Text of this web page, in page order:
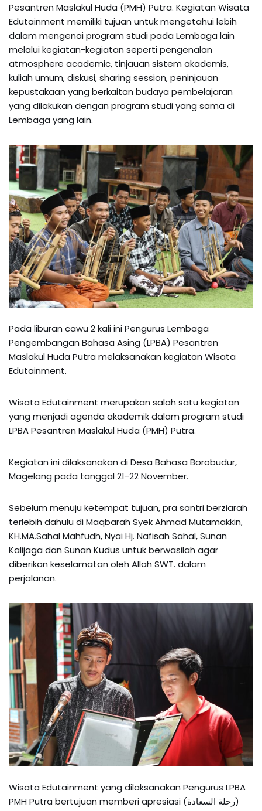
Pesantren Maslakul Huda (PMH) Putra. Kegiatan Wisata
Edutainment memiliki tujuan untuk mengetahui lebih
dalam mengenai program studi pada Lembaga lain
melalui kegiatan-kegiatan seperti pengenalan
atmosphere academic, tinjauan sistem akademis,
kuliah umum, diskusi, sharing session, peninjauan
kepustakaan yang berkaitan budaya pembelajaran
yang dilakukan dengan program studi yang sama di
Lembaga yang lain.
Pada liburan cawu 2 kali ini Pengurus Lembaga
Pengembangan Bahasa Asing (LPBA) Pesantren
Maslakul Huda Putra melaksanakan kegiatan Wisata
Edutainment.
Wisata Edutainment merupakan salah satu kegiatan
yang menjadi agenda akademik dalam program studi
LPBA Pesantren Maslakul Huda (PMH) Putra.
Kegiatan ini dilaksanakan di Desa Bahasa Borobudur,
Magelang pada tanggal 21-22 November.
Sebelum menuju ketempat tujuan, pra santri berziarah
terlebih dahulu di Maqbarah Syek Ahmad Mutamakkin,
KH.MA.Sahal Mahfudh, Nyai Hj. Nafisah Sahal, Sunan
Kalijaga dan Sunan Kudus untuk berwasilah agar
diberikan keselamatan oleh Allah SWT. dalam
perjalanan.
Wisata Edutainment yang dilaksanakan Pengurus LPBA
PMH Putra bertujuan memberi apresiasi (رحلة السعادة)